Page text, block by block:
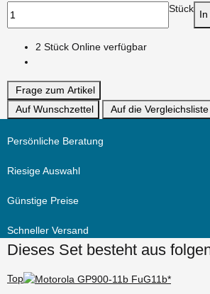
Stück
2 Stück Online verfügbar
Frage zum Artikel
Auf Wunschzettel
Auf die Vergleichsliste
Persönliche Beratung
Riesige Auswahl
Günstige Preise
Schneller Versand
Dieses Set besteht aus
Top